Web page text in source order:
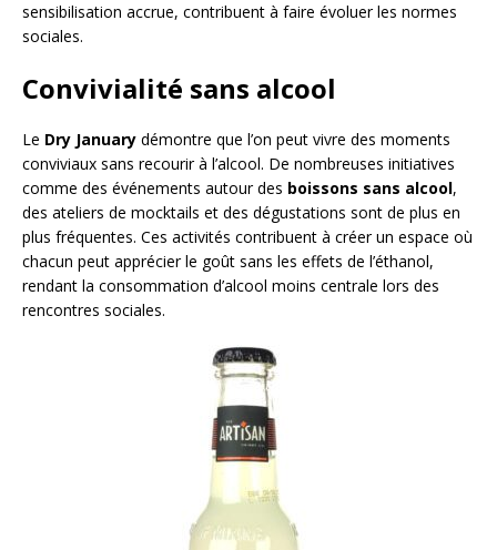
sensibilisation accrue, contribuent à faire évoluer les normes
sociales.
Convivialité sans alcool
Le Dry January démontre que l’on peut vivre des moments
conviviaux sans recourir à l’alcool. De nombreuses initiatives
comme des événements autour des boissons sans alcool,
des ateliers de mocktails et des dégustations sont de plus en
plus fréquentes. Ces activités contribuent à créer un espace où
chacun peut apprécier le goût sans les effets de l’éthanol,
rendant la consommation d’alcool moins centrale lors des
rencontres sociales.